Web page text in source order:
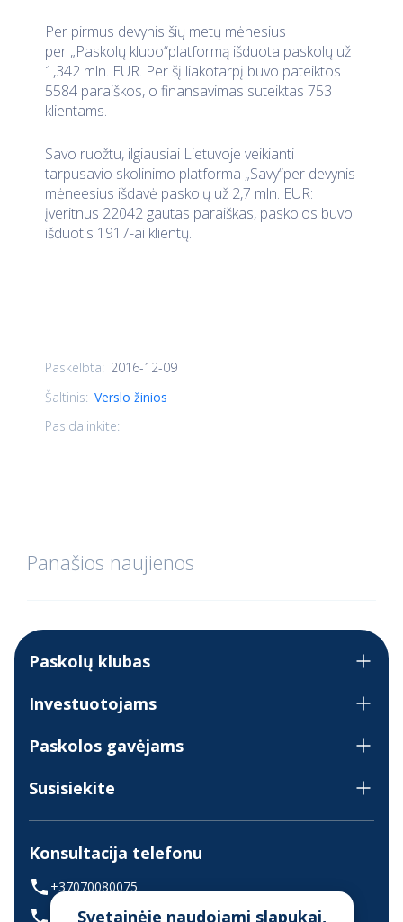
Per pirmus devynis šių metų mėnesius
per „Paskolų klubo“platformą išduota paskolų už
1,342 mln. EUR. Per šį liakotarpį buvo pateiktos
5584 paraiškos, o finansavimas suteiktas 753
klientams.
Savo ruožtu, ilgiausiai Lietuvoje veikianti
tarpusavio skolinimo platforma „Savy“per devynis
mėneesius išdavė paskolų už 2,7 mln. EUR:
įveritnus 22042 gautas paraiškas, paskolos buvo
išduotis 1917-ai klientų.
Paskelbta: 2016-12-09
Šaltinis: Verslo žinios
Pasidalinkite:
Panašios naujienos
Paskolų klubas
Investuotojams
Paskolos gavėjams
Susisiekite
Konsultacija telefonu
+37070080075
(skambinant iš užsienio +37068700300)
Svetainėje naudojami slapukai,